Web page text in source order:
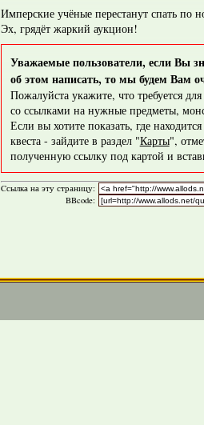
Имперские учёные перестанут спать по
Эх, грядёт жаркий аукцион!
Уважаемые пользователи, если Вы
об этом написать, то мы будем Вам
Пожалуйста укажите, что требуется
со ссылками на нужные предметы,
Если вы хотите показать, где
квеста - зайдите в раздел "Карты",
полученную ссылку под картой и
Cсылка на эту страницу:
BBcode: